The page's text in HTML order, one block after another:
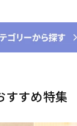
すめ特集